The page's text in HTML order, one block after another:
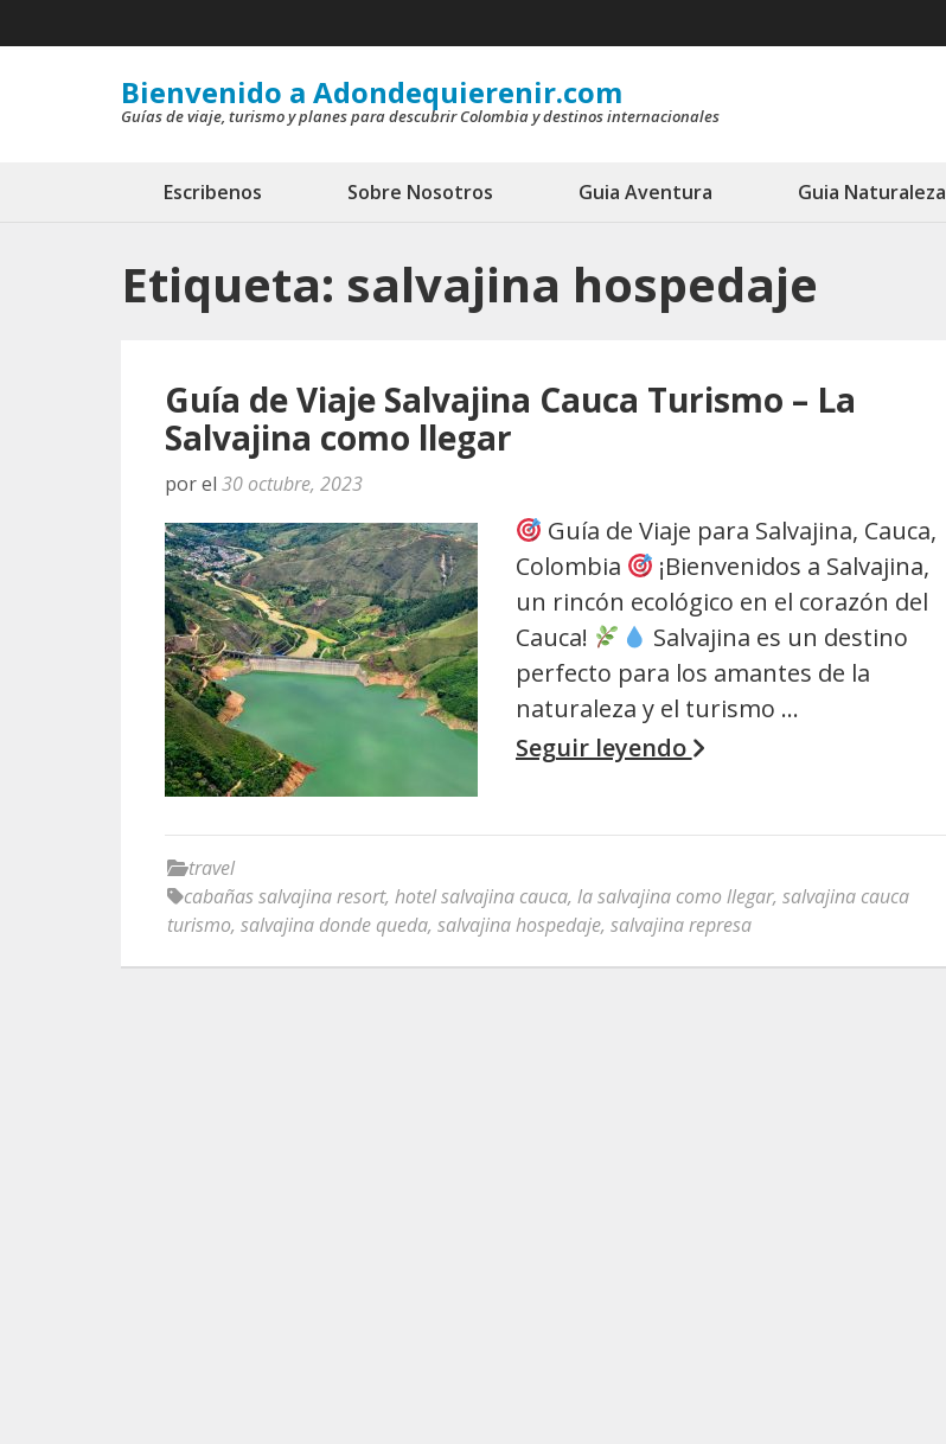
al
Bienvenido a Adondequierenir.com
Guías de viaje, turismo y planes para descubrir Colombia y destinos internacionales
Escribenos Sobre Nosotros Guia Aventura Guia Naturaleza
Etiqueta: salvajina hospedaje
Guía de Viaje Salvajina Cauca Turismo – La
Salvajina como llegar
porel 30 octubre, 2023
Guía de Viaje para Salvajina, Cauca,
Colombia
¡Bienvenidos a Salvajina,
un rincón ecológico en el corazón del
Cauca!
Salvajina es un destino
perfecto para los amantes de la
naturaleza y el turismo …
Seguir leyendo
travel
cabañas salvajina resort, hotel salvajina cauca, la salvajina como llegar, salvajina cauca
turismo, salvajina donde queda, salvajina hospedaje, salvajina represa